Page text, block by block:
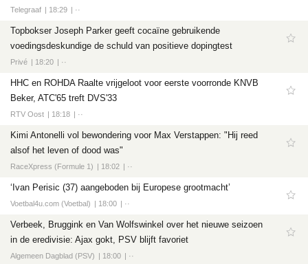
Telegraaf 18:29 ··
Topbokser Joseph Parker geeft cocaïne gebruikende
voedingsdeskundige de schuld van positieve dopingtest
Privé 18:20 ··
HHC en ROHDA Raalte vrijgeloot voor eerste voorronde KNVB
Beker, ATC'65 treft DVS'33
RTV Oost 18:18 ··
Kimi Antonelli vol bewondering voor Max Verstappen: "Hij reed
alsof het leven of dood was"
RaceXpress (Formule 1) 18:02 ··
‘Ivan Perisic (37) aangeboden bij Europese grootmacht’
Voetbal4u.com (Voetbal) 18:00 ··
Verbeek, Bruggink en Van Wolfswinkel over het nieuwe seizoen
in de eredivisie: Ajax gokt, PSV blijft favoriet
Algemeen Dagblad (PSV) 18:00 ··